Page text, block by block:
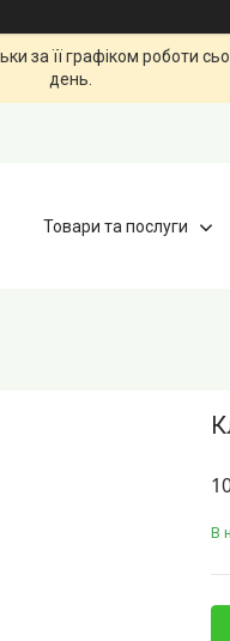
за її графіком роботи
день.
Товари та послуги
В